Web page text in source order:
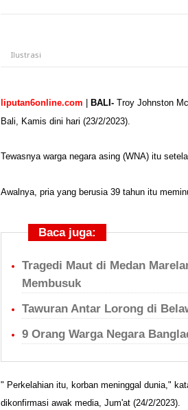
Ilustrasi
liputan6online.com BALI- Troy Johnston
Bali, Kamis dini hari (23/2/2023).
Tewasnya warga negara asing (WNA) itu
Awalnya, pria yang berusia 39 tahun itu
Baca juga:
Tragedi Maut di Medan
Membusuk
Tawuran Antar Lorong di
9 Orang Warga Negara
" Perkelahian itu, korban meninggal dunia,"
dikonfirmasi awak media, Jum'at (24/2/2023).